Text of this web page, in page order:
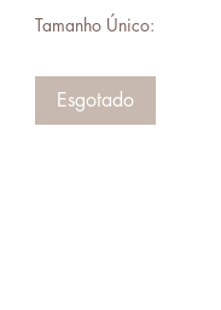
Tamanho Único:
Comprimento da manga:
Comprimento body: 64cm
Esgotado